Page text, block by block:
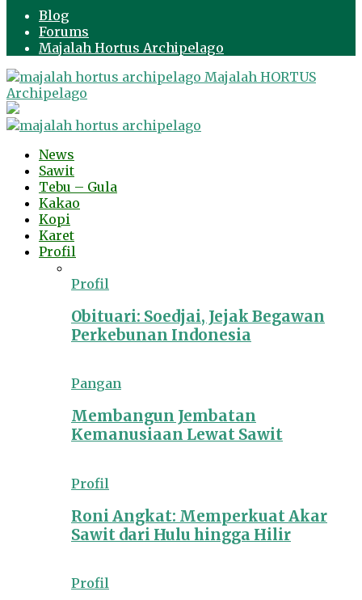
Blog
Forums
Majalah Hortus Archipelago
Majalah HORTUS
Archipelago
News
Sawit
Tebu – Gula
Kakao
Kopi
Karet
Profil
Profil
Obituari: Soedjai, Jejak Begawan
Perkebunan Indonesia
Pangan
Membangun Jembatan
Kemanusiaan Lewat Sawit
Profil
Roni Angkat: Memperkuat Akar
Sawit dari Hulu hingga Hilir
Profil